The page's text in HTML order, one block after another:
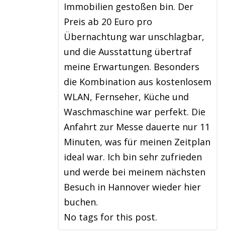
Immobilien gestoßen bin. Der
Preis ab 20 Euro pro
Übernachtung war unschlagbar,
und die Ausstattung übertraf
meine Erwartungen. Besonders
die Kombination aus kostenlosem
WLAN, Fernseher, Küche und
Waschmaschine war perfekt. Die
Anfahrt zur Messe dauerte nur 11
Minuten, was für meinen Zeitplan
ideal war. Ich bin sehr zufrieden
und werde bei meinem nächsten
Besuch in Hannover wieder hier
buchen.
No tags for this post.